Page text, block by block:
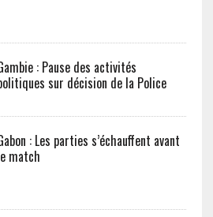
: Pause des activités
sur décision de la Police
: Les parties s’échauffent avant
match